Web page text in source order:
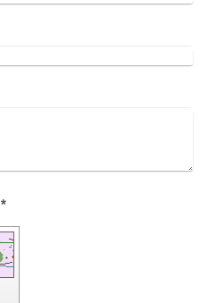
Captcha (code anti-spam) *